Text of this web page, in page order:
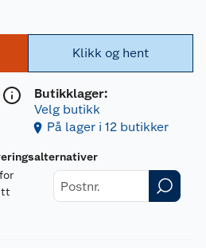
Klikk og hent
Butikklager:
Velg butikk
På lager i 12 butikker